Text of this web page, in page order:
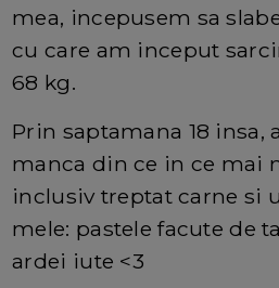
mea, incepusem sa
cu care am inceput
68 kg.
Prin saptamana 18 insa,
manca din ce in ce mai
inclusiv treptat carne si
mele: pastele facute de
ardei iute <3